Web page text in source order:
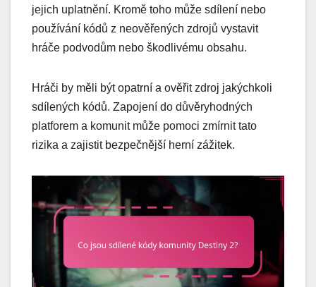
jejich uplatnění. Kromě toho může sdílení nebo
používání kódů z neověřených zdrojů vystavit
hráče podvodům nebo škodlivému obsahu.
Hráči by měli být opatrní a ověřit zdroj jakýchkoli
sdílených kódů. Zapojení do důvěryhodných
platforem a komunit může pomoci zmírnit tato
rizika a zajistit bezpečnější herní zážitek.